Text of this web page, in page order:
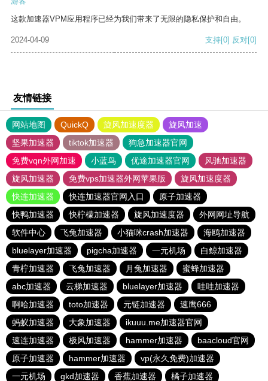
这款加速器VPM应用程序已经为我们带来了无限的隐私保护和自由。
2024-04-09 支持[0] 反对[0]
友情链接
网站地图 QuickQ 旋风加速度器
旋风加速
坚果加速器
tiktok加速器
狗急加速器官网
免费vqn外网加速
小蓝鸟 优途加速器官网
风驰加速器
旋风加速器
免费vps加速器外网苹果版
旋风加速度器
快连加速器
快连加速器官网入口
原子加速器
快鸭加速器
快柠檬加速器 旋风加速度器
外网网址导航
软件中心
飞兔加速器 小猫咪crash加速器
海鸥加速器
bluelayer加速器
pigcha加速器 一元机场
白鲸加速器
青柠加速器
飞兔加速器 月兔加速器
蜜蜂加速器
abc加速器
云梯加速器 bluelayer加速器
哇哇加速器
啊哈加速器
toto加速器 元链加速器
速鹰666
蚂蚁加速器
大象加速器
ikuuu.me加速器官网
速连加速器
极风加速器 hammer加速器
baacloud官网
原子加速器
hammer加速器
vp(永久免费)加速器
一元机场
gkd加速器 香蕉加速器 橘子加速器